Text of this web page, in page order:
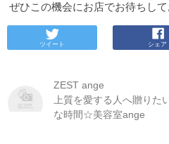
ぜひこの機会にお店でお待ちして
ツイート シェア
ZEST ange
上質を愛する人へ贈りた
な時間☆美容室ange